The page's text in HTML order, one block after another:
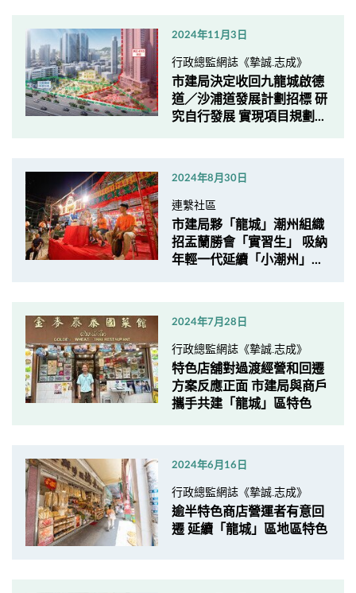
2024年11月3日
行政總監網誌《摯誠.志成》
市建局決定收回九龍城啟德
道／沙浦道發展計劃招標 研
究自行發展 實現項目規劃...
2024年8月30日
連繫社區
市建局夥「龍城」潮州組織
招盂蘭勝會「實習生」 吸納
年輕一代延續「小潮州」...
2024年7月28日
行政總監網誌《摯誠.志成》
特色店舖對過渡經營和回遷
方案反應正面 市建局與商戶
攜手共建「龍城」區特色
2024年6月16日
行政總監網誌《摯誠.志成》
逾半特色商店營運者有意回
遷 延續「龍城」區地區特色